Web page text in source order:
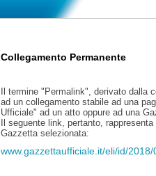
Collegamento Permanente
Il termine "Permalink", derivato dalla
ad un collegamento stabile ad una
Ufficiale" ad un atto oppure ad una
Il seguente link, pertanto,
Gazzetta selezionata:
www.gazzettaufficiale.it/eli/id/